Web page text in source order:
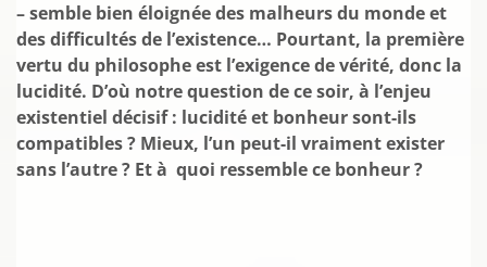
– semble bien éloignée des malheurs du monde et
des difficultés de l’existence… Pourtant, la première
vertu du philosophe est l’exigence de vérité, donc la
lucidité. D’où notre question de ce soir, à l’enjeu
existentiel décisif : lucidité et bonheur sont-ils
compatibles ? Mieux, l’un peut-il vraiment exister
sans l’autre ? Et à quoi ressemble ce bonheur ?